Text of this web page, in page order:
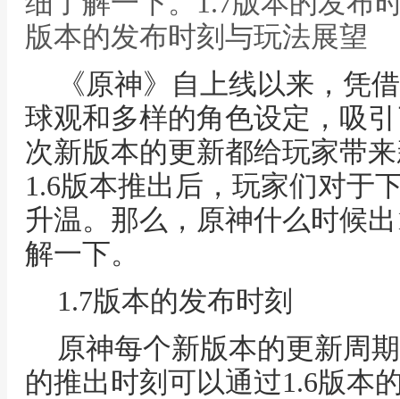
版本的发布时刻与玩法展望
《原神》自上线以来，凭
球观和多样的角色设定，吸
次新版本的更新都给玩家带
1.6版本推出后，玩家们对于
升温。那么，原神什么时候
解一下。
1.7版本的发布时刻
原神每个新版本的更新周
的推出时刻可以通过1.6版本